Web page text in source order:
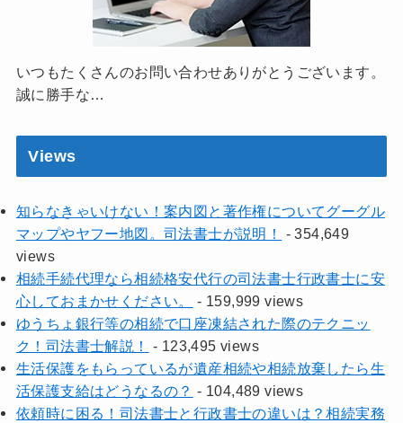
いつもたくさんのお問い合わせありがとうございます。
誠に勝手な…
Views
知らなきゃいけない！案内図と著作権についてグーグル
マップやヤフー地図。司法書士が説明！
- 354,649
views
相続手続代理なら相続格安代行の司法書士行政書士に安
心しておまかせください。
- 159,999 views
ゆうちょ銀行等の相続で口座凍結された際のテクニッ
ク！司法書士解説！
- 123,495 views
生活保護をもらっているが遺産相続や相続放棄したら生
活保護支給はどうなるの？ - 104,489 views
依頼時に困る！司法書士と行政書士の違いは？相続実務